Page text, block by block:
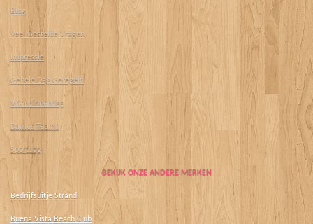
Blog
Veel Gestelde Vragen
Impressie
Gehele Dag Geregeld
Vriendinnendag
Dames Teams
Sportdag
BEKIJK ONZE ANDERE MERKEN
Bedrijfsuitje Strand
Buena Vista Beach Club